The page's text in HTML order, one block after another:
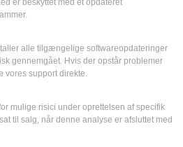
er beskyttet med et opdateret
alle tilgængelige softwareopdateringer
gennemgået. Hvis der opstår problemer
vores support direkte.
mulige risici under oprettelsen af specifik
til salg, når denne analyse er afsluttet med